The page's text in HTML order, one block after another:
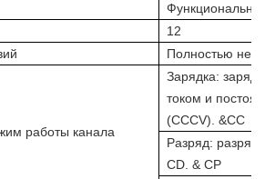
12
Полностью
работы канала
Зарядка:
током и
(CCCV). &CC
Разряд: разряд
CD. & CP